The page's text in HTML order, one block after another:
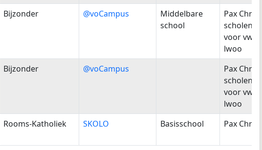
Bijzonder @voCampus
Middelbare
school
Pax
voor vwo
lwoo
Bijzonder @voCampus
Pax
voor vwo
lwoo
Rooms-Katholiek SKOLO Basisschool Pax